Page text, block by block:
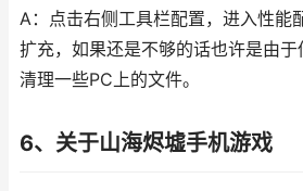
A：点击右侧工具栏配置，进入性能
扩充，如果还是不够的话也许是由
清理一些PC上的文件。
6、关于山海烬墟手机游戏